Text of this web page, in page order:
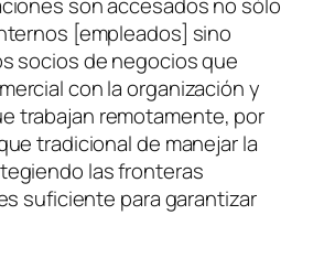
[empleados] sino
socios de negocios que
con la organización y
trabajan remotamente, por
tradicional de manejar la
las fronteras
suficiente para garantizar